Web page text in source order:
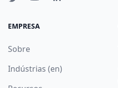
EMPRESA
Sobre
Indústrias (en)